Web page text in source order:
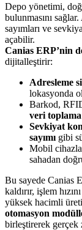
Depo yönetimi,
bulunmasını
sayımları ve
açabilir.
Canias ERP’nin
dijitalleştirir:
Adresleme
lokasyonda
Barkod,
veri toplama
Sevkiyat
sayımı gibi
Mobil
sahadan
Bu sayede Canias
kaldırır, işlem
yüksek hacimli
otomasyon
birleştirerek gerçek